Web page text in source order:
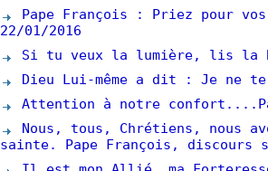
Pape François : Priez pour
22/01/2016
Si tu veux la lumière, lis la
Dieu Lui-même a dit : Je ne
Attention à notre
Nous, tous, Chrétiens, nous
sainte. Pape François,